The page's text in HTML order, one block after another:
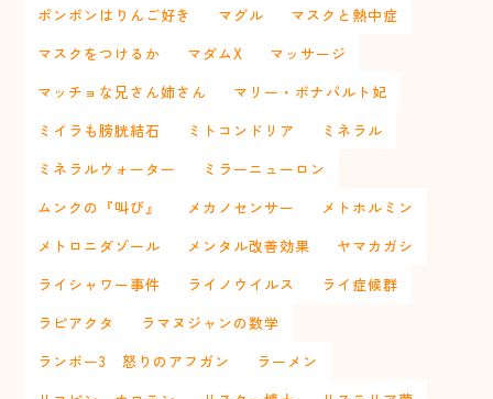
ポンポンはりんご好き
マグル
マスクと熱中症
マスクをつけるか
マダムX
マッサージ
マッチョな兄さん姉さん
マリー・ボナパルト妃
ミイラも膀胱結石
ミトコンドリア
ミネラル
ミネラルウォーター
ミラーニューロン
ムンクの『叫び』
メカノセンサー
メトホルミン
メトロニダゾール
メンタル改善効果
ヤマカガシ
ライシャワー事件
ライノウイルス
ライ症候群
ラピアクタ
ラマヌジャンの数学
ランボー3 怒りのアフガン
ラーメン